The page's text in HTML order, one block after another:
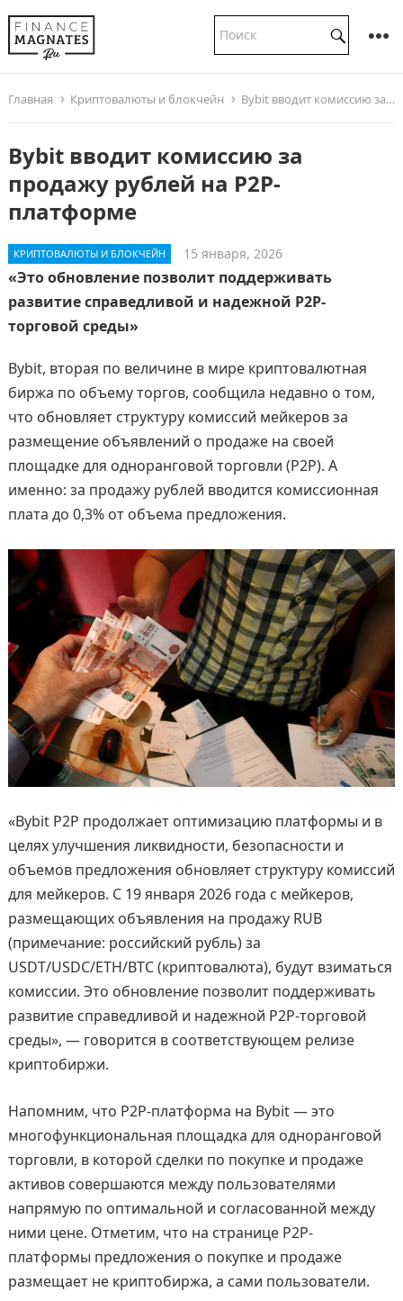
Главная Криптовалюты и блокчейн Bybit вводит комиссию за продажу рублей на P2P-платформе
Bybit вводит комиссию за
продажу рублей на P2P-
платформе
КРИПТОВАЛЮТЫ И БЛОКЧЕЙН 15 января, 2026
«Это обновление позволит поддерживать
развитие справедливой и надежной P2P-
торговой среды»
Bybit, вторая по величине в мире криптовалютная
биржа по объему торгов, сообщила недавно о том,
что обновляет структуру комиссий мейкеров за
размещение объявлений о продаже на своей
площадке для одноранговой торговли (P2P). А
именно: за продажу рублей вводится комиссионная
плата до 0,3% от объема предложения.
«Bybit P2P продолжает оптимизацию платформы и в
целях улучшения ликвидности, безопасности и
объемов предложения обновляет структуру комиссий
для мейкеров. С 19 января 2026 года с мейкеров,
размещающих объявления на продажу RUB
(примечание: российский рубль) за
USDT/USDC/ETH/BTC (криптовалюта), будут взиматься
комиссии. Это обновление позволит поддерживать
развитие справедливой и надежной P2P-торговой
среды», — говорится в соответствующем релизе
криптобиржи.
Напомним, что P2P-платформа на Bybit — это
многофункциональная площадка для одноранговой
торговли, в которой сделки по покупке и продаже
активов совершаются между пользователями
напрямую по оптимальной и согласованной между
ними цене. Отметим, что на странице P2P-
платформы предложения о покупке и продаже
размещает не криптобиржа, а сами пользователи.